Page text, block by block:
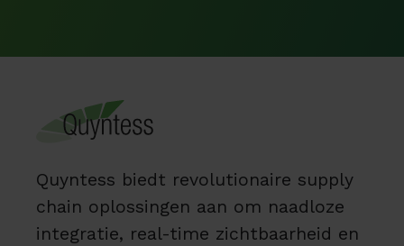
Quyntess biedt revolutionaire supply
chain oplossingen aan om naadloze
integratie, real-time zichtbaarheid en